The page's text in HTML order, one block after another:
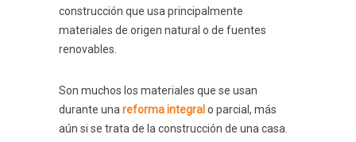
construcción que usa principalmente
materiales de origen natural o de fuentes
renovables.
Son muchos los materiales que se usan
durante unareforma integral o parcial, más
aún si se trata de la construcción de una casa.